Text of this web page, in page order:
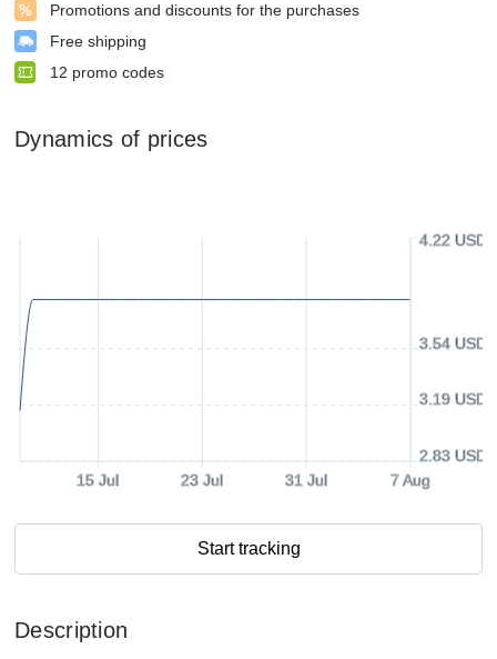
Promotions and discounts for the purchases
Free shipping
12 promo codes
Dynamics of prices
15 Jul 23 Jul 31 Jul 7 Aug
2.83 USD
3.19 USD
3.54 USD
4.22 USD
Start tracking
Description